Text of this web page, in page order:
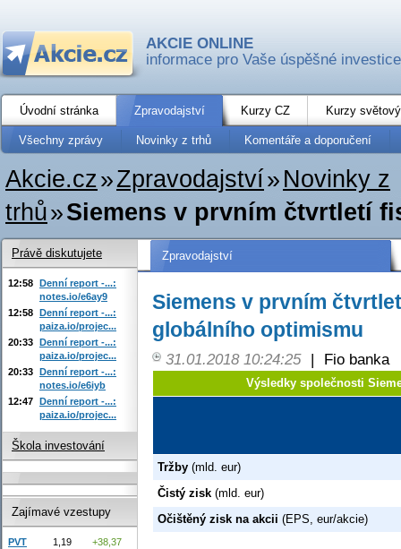
AKCIE ONLINE
informace pro Vaše úspěšné investice
Úvodní stránka Zpravodajství Kurzy CZ Kurzy
Všechny zprávy Novinky z trhů Komentáře a doporučení
Akcie.cz»Zpravodajství» Novinky z
trhů»Siemens v prvním čtvrtletí
Zpravodajství
Siemens v prvním
globálního optimismu
31.01.2018 10:24:25 | Fio banka
Výsledky společnosti
Tržby (mld. eur)
Čistý zisk (mld. eur)
Očištěný zisk na akcii (EPS, eur/akcie)
Právě diskutujete
12:58 Denní report -...:
notes.io/e6ay9
12:58 Denní report -...:
paiza.io/projec...
20:33 Denní report -...:
paiza.io/projec...
20:33 Denní report -...:
notes.io/e6iyb
12:47 Denní report -...:
paiza.io/projec...
Škola investování
Zajímavé vzestupy
PVT 1,19
+38,37